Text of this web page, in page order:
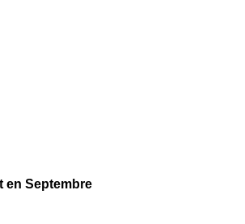
en Septembre